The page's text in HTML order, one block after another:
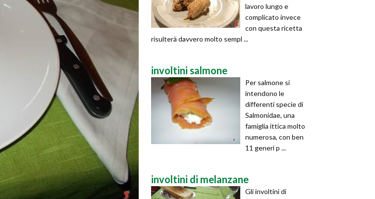
lavoro lungo e
complicato invece
con questa ricetta
risulterà davvero molto sempl ...
involtini salmone
Per salmone si
intendono le
differenti specie di
Salmonidae, una
famiglia ittica molto
numerosa, con ben
11 generi p ...
involtini di melanzane
Gli involtini di